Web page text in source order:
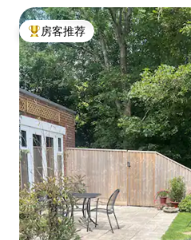
热门「房客推荐」
房客推荐